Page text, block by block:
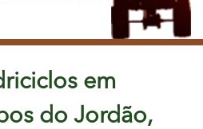
em
do Jordão,